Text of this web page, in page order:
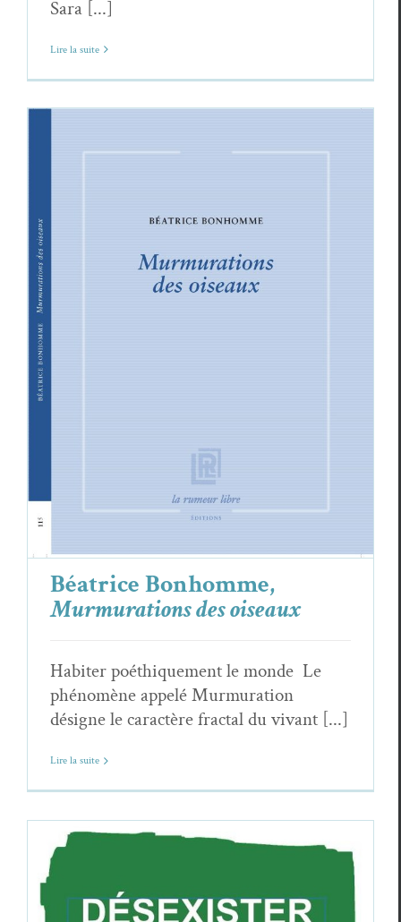
Sara [...]
Lire la suite
Béatrice Bonhomme,
Murmurations des oiseaux
Habiter poéthiquement le monde Le
phénomène appelé Murmuration
désigne le caractère fractal du vivant [...]
Lire la suite